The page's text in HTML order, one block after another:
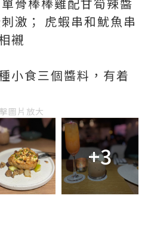
激； 虎蝦串和魷魚串
襯
小食三個醬料，有着
圖片放大
+3